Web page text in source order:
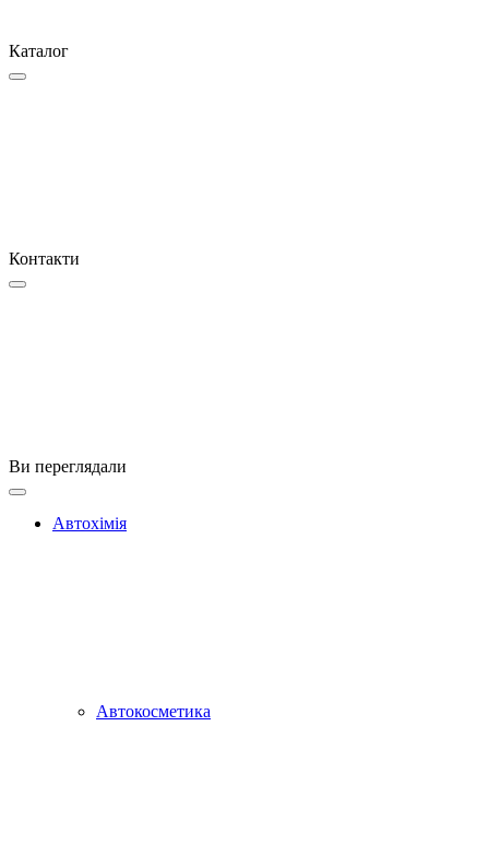
Каталог
Контакти
Ви переглядали
Автохімія
Автокосметика